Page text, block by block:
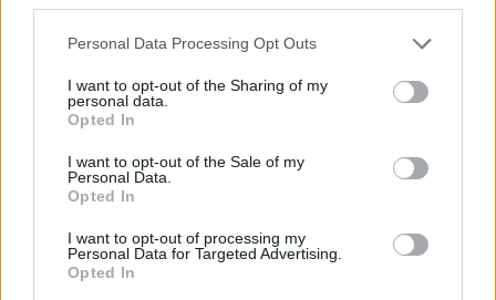
Personal Data Processing Opt Outs
I want to opt-out of the Sharing of my
personal data.
Opted In
I want to opt-out of the Sale of my
Personal Data.
Opted In
I want to opt-out of processing my
Personal Data for Targeted Advertising.
Opted In
IAB Hellas: Νέα Διοικούσα Επιτροπή και νέο Διοικητικό Συμβούλιο -
Νέο Audi A2 e-tron με στόχο
την κορυφή της
αποδοτικότητας
Η Chery επενδύει 75 εκατ.
δολάρια στην KG Mobility
Το FIAT 500 Hybrid τώρα από 18.990 ευρώ